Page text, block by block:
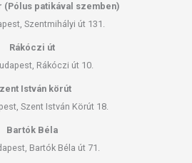
(Pólus patikával szemben)
Szentmihályi út 131.
Rákóczi út
Rákóczi út 10.
István körút
Szent István Körút 18.
Bartók Béla
Bartók Béla út 71.